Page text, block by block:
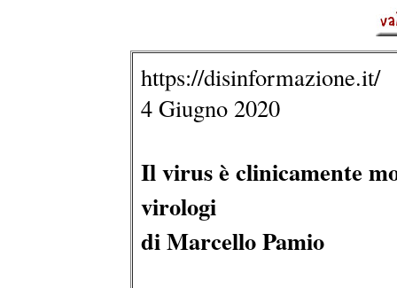
https://disinformazione.it/
4 Giugno 2020
Il virus è clinicamente
virologi
di Marcello Pamio